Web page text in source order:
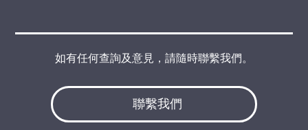
聯繫我們
如有任何查詢及意見，請隨時聯繫我們。